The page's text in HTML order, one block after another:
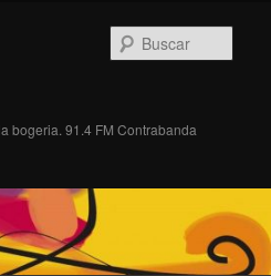
bogeria. 91.4 FM Contrabanda